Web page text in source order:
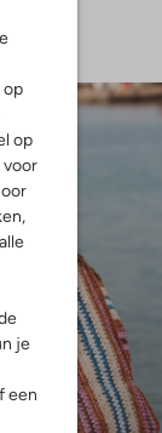
op
op
voor
je
een